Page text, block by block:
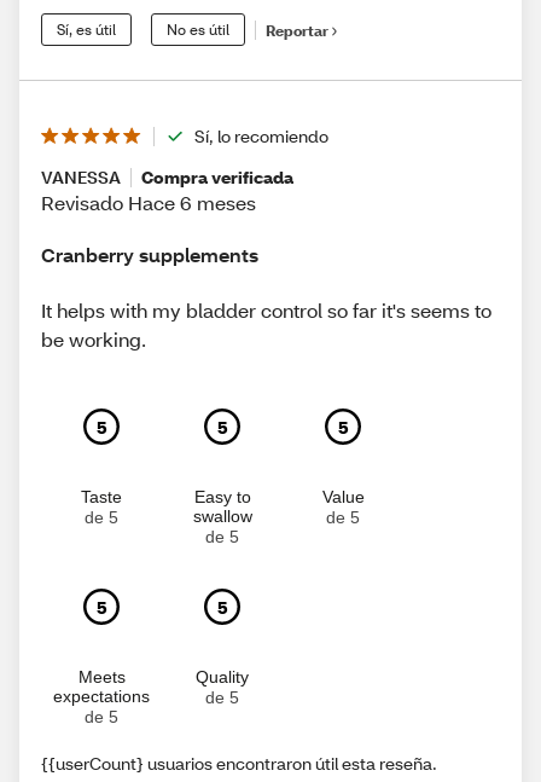
Sí, es útil No es útil Reportar
Sí, lo recomiendo
VANESSA
Compra verificada
Revisado Hace 6 meses
Cranberry supplements
It helps with my bladder control so far it's seems to
be working.
5
Taste
de 5
5
Easy to
swallow
de 5
5
Value
de 5
5
Meets
expectations
de 5
5
Quality
de 5
{{userCount} usuarios encontraron útil esta reseña.